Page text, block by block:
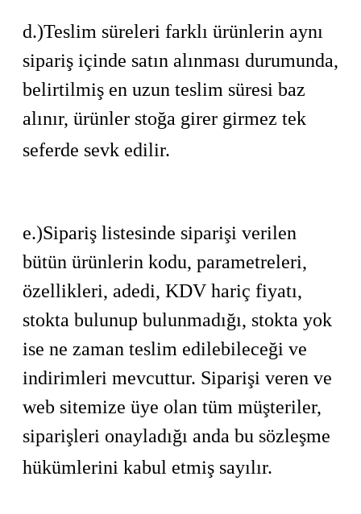
d.)Teslim süreleri farklı ürünlerin aynı
sipariş içinde satın alınması durumunda,
belirtilmiş en uzun teslim süresi baz
alınır, ürünler stoğa girer girmez tek
seferde sevk edilir.
e.)Sipariş listesinde siparişi verilen
bütün ürünlerin kodu, parametreleri,
özellikleri, adedi, KDV hariç fiyatı,
stokta bulunup bulunmadığı, stokta yok
ise ne zaman teslim edilebileceği ve
indirimleri mevcuttur. Siparişi veren ve
web sitemize üye olan tüm müşteriler,
siparişleri onayladığı anda bu sözleşme
hükümlerini kabul etmiş sayılır.